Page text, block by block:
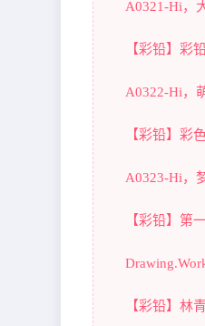
A0321-Hi，
【彩铅】彩
A0322-Hi，
【彩铅】彩
A0323-Hi，
【彩铅】第
【彩铅】林